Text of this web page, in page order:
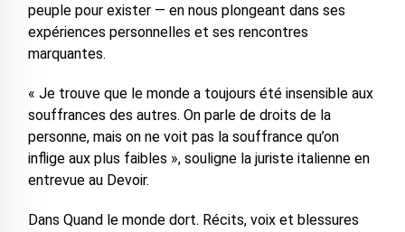
peuple pour exister — en nous plongeant dans ses
expériences personnelles et ses rencontres
marquantes.
« Je trouve que le monde a toujours été insensible aux
souffrances des autres. On parle de droits de la
personne, mais on ne voit pas la souffrance qu’on
inflige aux plus faibles », souligne la juriste italienne en
entrevue au Devoir.
Dans Quand le monde dort. Récits, voix et blessures